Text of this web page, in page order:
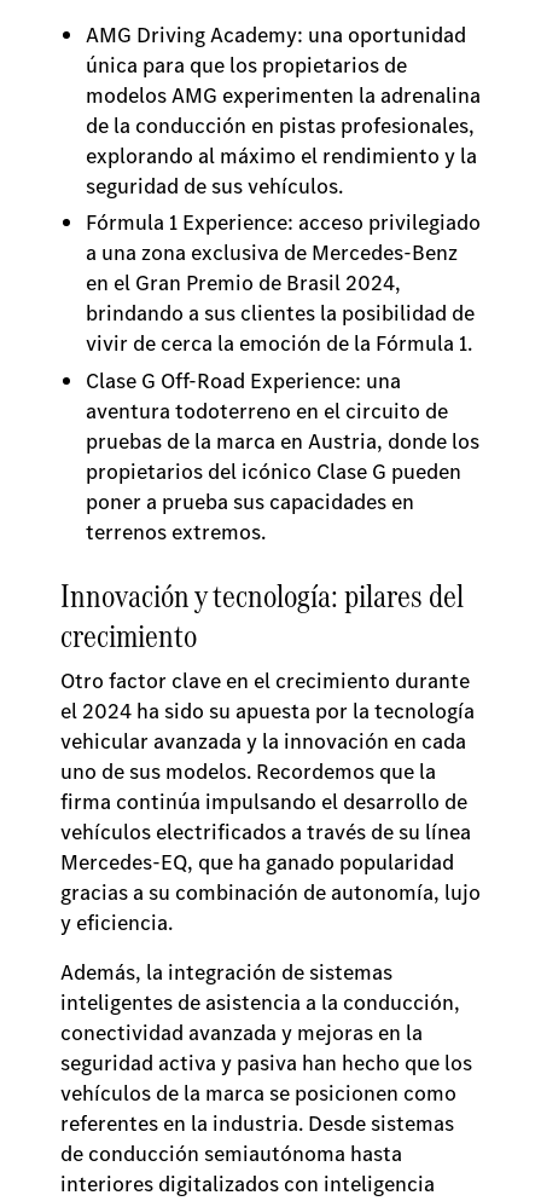
AMG Driving Academy: una oportunidad
única para que los propietarios de
modelos AMG experimenten la adrenalina
de la conducción en pistas profesionales,
explorando al máximo el rendimiento y la
seguridad de sus vehículos.
Fórmula 1 Experience: acceso privilegiado
a una zona exclusiva de Mercedes-Benz
en el Gran Premio de Brasil 2024,
brindando a sus clientes la posibilidad de
vivir de cerca la emoción de la Fórmula 1.
Clase G Off-Road Experience: una
aventura todoterreno en el circuito de
pruebas de la marca en Austria, donde los
propietarios del icónico Clase G pueden
poner a prueba sus capacidades en
terrenos extremos.
Innovación y tecnología: pilares del
crecimiento
Otro factor clave en el crecimiento durante
el 2024 ha sido su apuesta por la tecnología
vehicular avanzada y la innovación en cada
uno de sus modelos. Recordemos que la
firma continúa impulsando el desarrollo de
vehículos electrificados a través de su línea
Mercedes-EQ, que ha ganado popularidad
gracias a su combinación de autonomía, lujo
y eficiencia.
Además, la integración de sistemas
inteligentes de asistencia a la conducción,
conectividad avanzada y mejoras en la
seguridad activa y pasiva han hecho que los
vehículos de la marca se posicionen como
referentes en la industria. Desde sistemas
de conducción semiautónoma hasta
interiores digitalizados con inteligencia